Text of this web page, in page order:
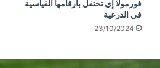
فورمولا إي تحتفل بأرقامها القياسية
في الدرعية
23/10/2024